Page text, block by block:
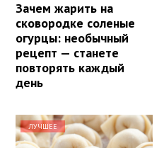
Зачем жарить на
сковородке соленые
огурцы: необычный
рецепт — станете
повторять каждый
день
ЛУЧШЕЕ